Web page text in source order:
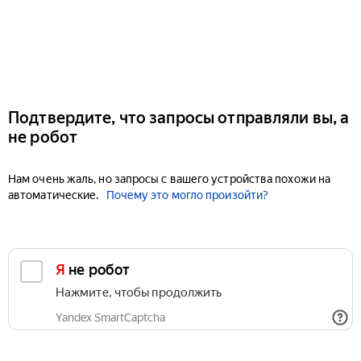
Подтвердите, что запросы отправляли вы, а
не робот
Нам очень жаль, но запросы с вашего устройства похожи на
автоматические.
Почему это могло произойти?
Я не робот
Нажмите, чтобы продолжить
Yandex SmartCaptcha